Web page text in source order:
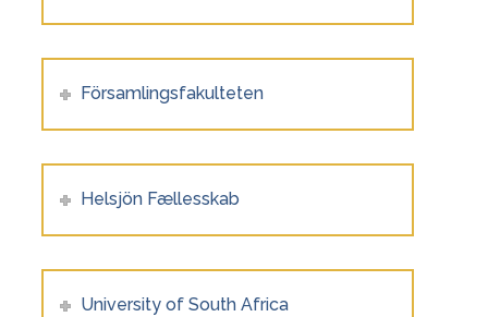
Församlingsfakulteten
Helsjön Fællesskab
University of South Africa